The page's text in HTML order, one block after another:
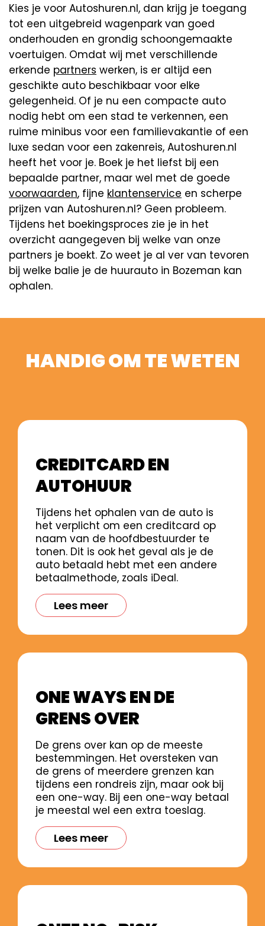
Kies je voor Autoshuren.nl, dan krijg je toegang
tot een uitgebreid wagenpark van goed
onderhouden en grondig schoongemaakte
voertuigen. Omdat wij met verschillende
erkende partners werken, is er altijd een
geschikte auto beschikbaar voor elke
gelegenheid. Of je nu een compacte auto
nodig hebt om een stad te verkennen, een
ruime minibus voor een familievakantie of een
luxe sedan voor een zakenreis, Autoshuren.nl
heeft het voor je. Boek je het liefst bij een
bepaalde partner, maar wel met de goede
voorwaarden, fijne klantenservice en scherpe
prijzen van Autoshuren.nl? Geen probleem.
Tijdens het boekingsproces zie je in het
overzicht aangegeven bij welke van onze
partners je boekt. Zo weet je al ver van tevoren
bij welke balie je de huurauto in Bozeman kan
ophalen.
HANDIG OM TE WETEN
CREDITCARD EN
AUTOHUUR
Tijdens het ophalen van de auto is
het verplicht om een creditcard op
naam van de hoofdbestuurder te
tonen. Dit is ook het geval als je de
auto betaald hebt met een andere
betaalmethode, zoals iDeal.
Lees meer
ONE WAYS EN DE
GRENS OVER
De grens over kan op de meeste
bestemmingen. Het oversteken van
de grens of meerdere grenzen kan
tijdens een rondreis zijn, maar ook bij
een one-way. Bij een one-way betaal
je meestal wel een extra toeslag.
Lees meer